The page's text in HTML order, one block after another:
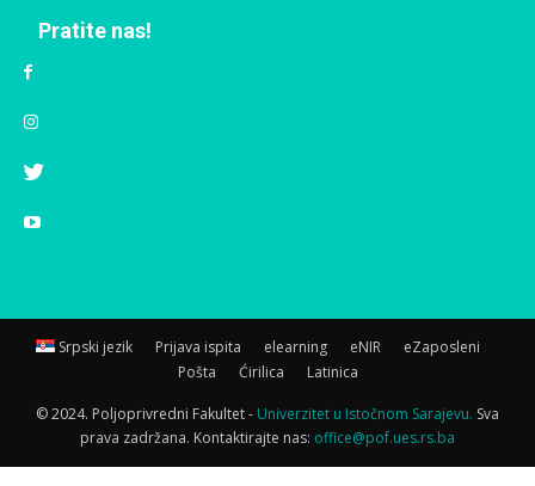
Pratite nas!
Srpski jezik Prijava ispita elearning eNIR
eZaposleni
Pošta
Ćirilica Latinica
© 2024. Poljoprivredni Fakultet - Univerzitet u Istočnom Sarajevu. Sva
prava zadržana. Kontaktirajte nas: office@pof.ues.rs.ba